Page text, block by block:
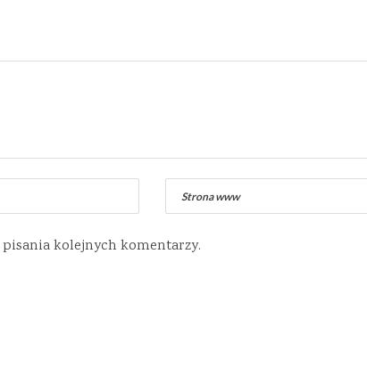
kolejnych komentarzy.